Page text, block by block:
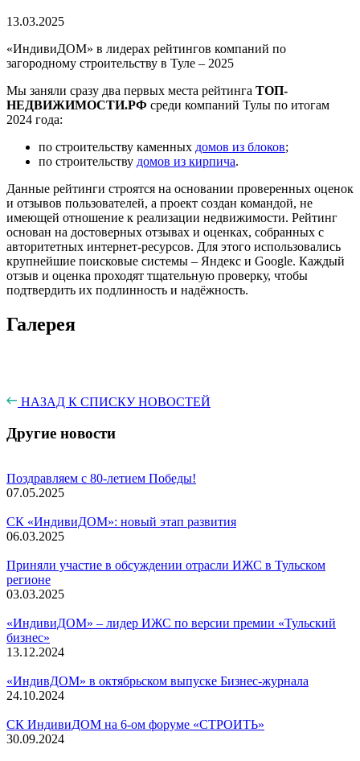
13.03.2025
«ИндивиДОМ» в лидерах рейтингов компаний по
загородному строительству в Туле – 2025
Мы заняли сразу два первых места рейтинга ТОП-
НЕДВИЖИМОСТИ.РФ среди компаний Тулы по итогам
2024 года:
по строительству каменных домов из блоков;
по строительству домов из кирпича.
Данные рейтинги строятся на основании проверенных оценок
и отзывов пользователей, а проект создан командой, не
имеющей отношение к реализации недвижимости. Рейтинг
основан на достоверных отзывах и оценках, собранных с
авторитетных интернет-ресурсов. Для этого использовались
крупнейшие поисковые системы – Яндекс и Google. Каждый
отзыв и оценка проходят тщательную проверку, чтобы
подтвердить их подлинность и надёжность.
Галерея
НАЗАД К СПИСКУ НОВОСТЕЙ
Другие новости
Поздравляем с 80-летием Победы!
07.05.2025
СК «ИндивиДОМ»: новый этап развития
06.03.2025
Приняли участие в обсуждении отрасли ИЖС в Тульском
регионе
03.03.2025
«ИндивиДОМ» – лидер ИЖС по версии премии «Тульский
бизнес»
13.12.2024
«ИндивДОМ» в октябрьском выпуске Бизнес-журнала
24.10.2024
СК ИндивиДОМ на 6-ом форуме «СТРОИТЬ»
30.09.2024